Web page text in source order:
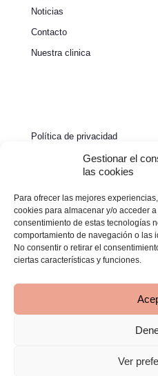
Gestionar el
las cookies
Para ofrecer las mejores
cookies para almacenar y/o acceder
consentimiento de estas tecnologías
comportamiento de navegación o las
No consentir o retirar el
ciertas características y funciones.
Ver
Noticias
Contacto
Nuestra clinica
Política de privacidad
Política de cookies
Declaración de accesibilidad
Desarrollado